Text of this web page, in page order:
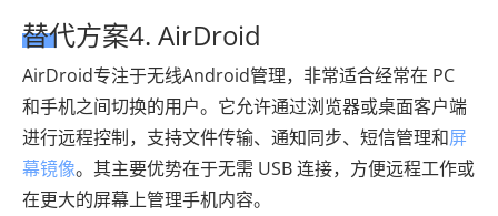
替代方案4. AirDroid
AirDroid专注于无线Android管理，非常适合经常在 PC
和手机之间切换的用户。它允许通过浏览器或桌面客户端
进行远程控制，支持文件传输、通知同步、短信管理和屏
幕镜像。其主要优势在于无需 USB 连接，方便远程工作或
在更大的屏幕上管理手机内容。